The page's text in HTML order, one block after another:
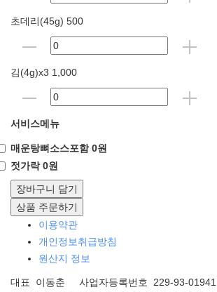
초데리(45g) 500
김(4g)x3 1,000
서비스메뉴
매운탕뼈소스포함 0원
젓가락 0원
장바구니 담기
상품 주문하기
이용약관
개인정보취급방침
원산지 정보
대표 이동춘 사업자등록번호 229-93-